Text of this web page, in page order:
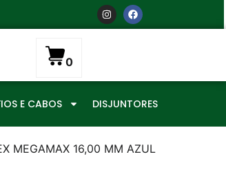
0
E CABOS DISJUNTORES
MEGAMAX 16,00 MM AZUL